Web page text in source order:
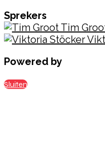
Sprekers
Tim
Powered by
Sluiten